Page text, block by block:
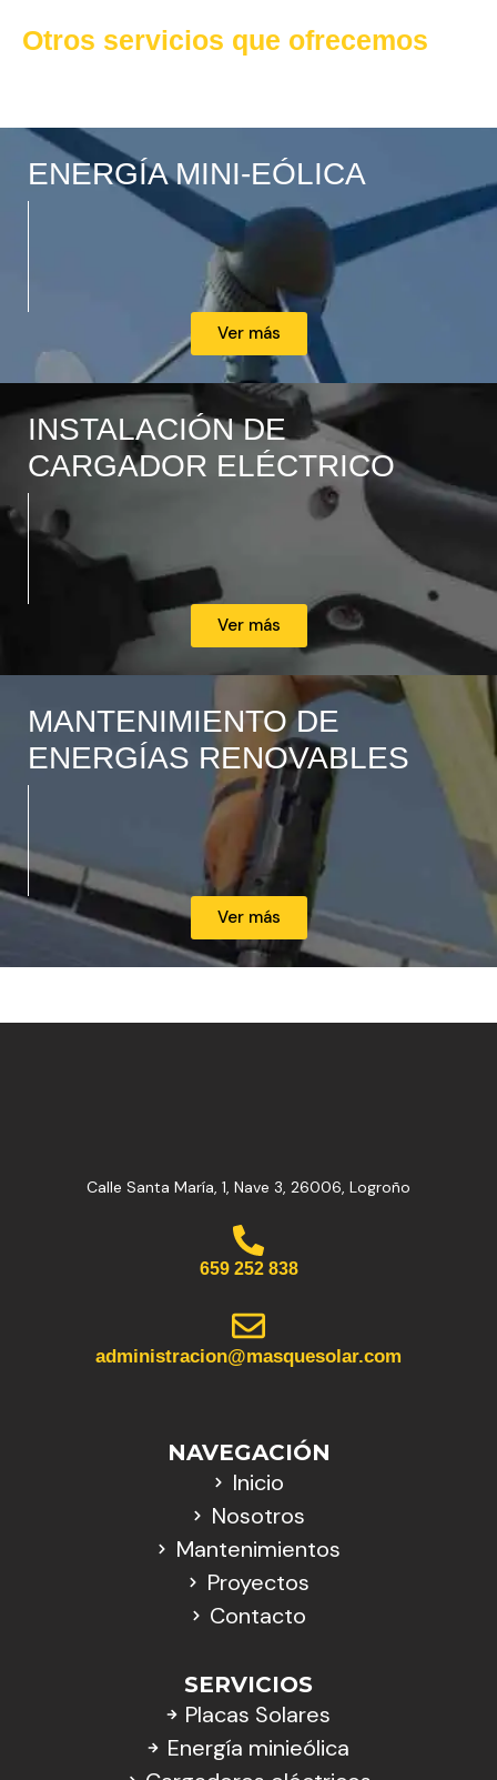
Otros servicios que ofrecemos
ENERGÍA MINI-EÓLICA
Ver más
INSTALACIÓN DE
CARGADOR ELÉCTRICO
Ver más
MANTENIMIENTO DE
ENERGÍAS RENOVABLES
Ver más
Calle Santa María, 1, Nave 3, 26006, Logroño
659 252 838
administracion@masquesolar.com
NAVEGACIÓN
Inicio
Nosotros
Mantenimientos
Proyectos
Contacto
SERVICIOS
Placas Solares
Energía minieólica